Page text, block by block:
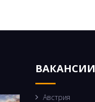
ВАКАНСИИ
Австрия